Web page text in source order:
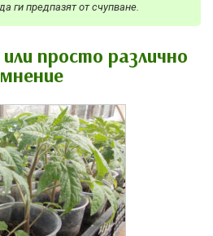
ги предпазят от счупване.
просто различно
мнение